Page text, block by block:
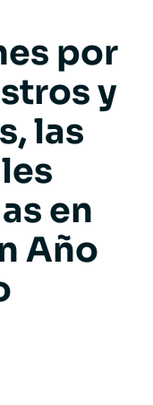
por
y
las
en
Año